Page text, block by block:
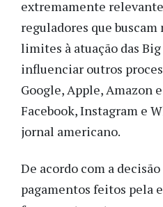
extremamente
reguladores que
limites à atuação das Big
influenciar outros
Google, Apple, Amazon
Facebook, Instagram e
jornal americano.
De acordo com a
pagamentos feitos pela